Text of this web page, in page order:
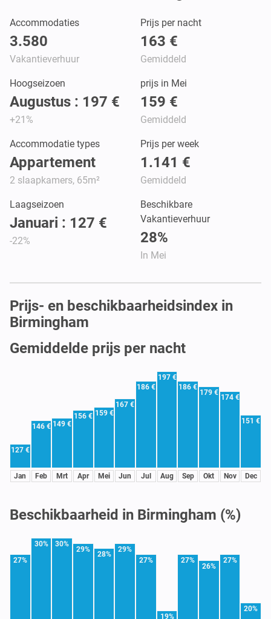
Accommodaties
3.580
Vakantieverhuur
Prijs per nacht
163 €
Gemiddeld
Hoogseizoen
Augustus : 197 €
+21%
prijs in Mei
159 €
Gemiddeld
Accommodatie types
Appartement
2 slaapkamers, 65m²
Prijs per week
1.141 €
Gemiddeld
Laagseizoen
Januari : 127 €
-22%
Beschikbare
Vakantieverhuur
28%
In Mei
Prijs- en beschikbaarheidsindex in
Birmingham
Gemiddelde prijs per nacht
127 €
Jan
146 €
Feb
149 €
Mrt
156 €
Apr
159 €
Mei
167 €
Jun
186 €
Jul
197 €
Aug
186 €
Sep
179 €
Okt
174 €
Nov
151 €
Dec
Beschikbaarheid in Birmingham (%)
27%
30% 30%
29%
28%
29%
27%
19%
27%
26%
27%
20%